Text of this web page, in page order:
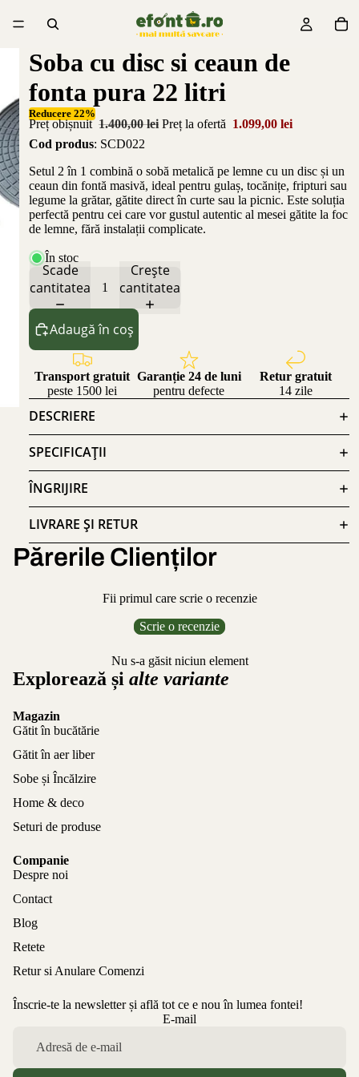
Soba cu disc si ceaun de
fonta pura 22 litri
Reducere 22%
Preț obișnuit 1.400,00 lei Preț la ofertă 1.099,00 lei
Cod produs: SCD022
Setul 2 în 1 combină o sobă metalică pe lemne cu un disc și un
ceaun din fontă masivă, ideal pentru gulaș, tocănițe, fripturi sau
legume la grătar, gătite direct în curte sau la picnic. Este soluția
perfectă pentru cei care vor gustul autentic al mesei gătite la foc
de lemne, fără instalații complicate.
În stoc
Scade
cantitatea
Crește
cantitatea
Adaugă în coș
Transport gratuit
peste 1500 lei
Garanție 24 de luni
pentru defecte
Retur gratuit
14 zile
DESCRIERE
SPECIFICAȚII
ÎNGRIJIRE
LIVRARE ȘI RETUR
Părerile Clienților
Fii primul care scrie o recenzie
Scrie o recenzie
Nu s-a găsit niciun element
Explorează și alte variante
Magazin
Gătit în bucătărie
Gătit în aer liber
Sobe și Încălzire
Home & deco
Seturi de produse
Companie
Despre noi
Contact
Blog
Retete
Retur si Anulare Comenzi
Înscrie-te la newsletter și află tot ce e nou în lumea fontei!
E-mail
Politica de confidențialitate